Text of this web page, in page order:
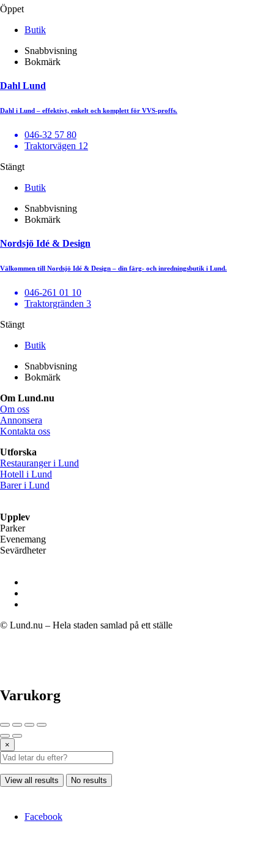
Öppet
Butik
Snabbvisning
Bokmärk
Dahl Lund
Dahl i Lund – effektivt, enkelt och komplett för VVS-proffs.
046-32 57 80
Traktorvägen 12
Stängt
Butik
Snabbvisning
Bokmärk
Nordsjö Idé & Design
Välkommen till Nordsjö Idé & Design – din färg- och inredningsbutik i Lund.
046-261 01 10
Traktorgränden 3
Stängt
Butik
Snabbvisning
Bokmärk
Om Lund.nu
Om oss
Annonsera
Kontakta oss
Utforska
Restauranger i Lund
Hotell i Lund
Barer i Lund
Upplev
Parker
Evenemang
Sevärdheter
© Lund.nu – Hela staden samlad på ett ställe
Varukorg
×
View all results No results
Facebook